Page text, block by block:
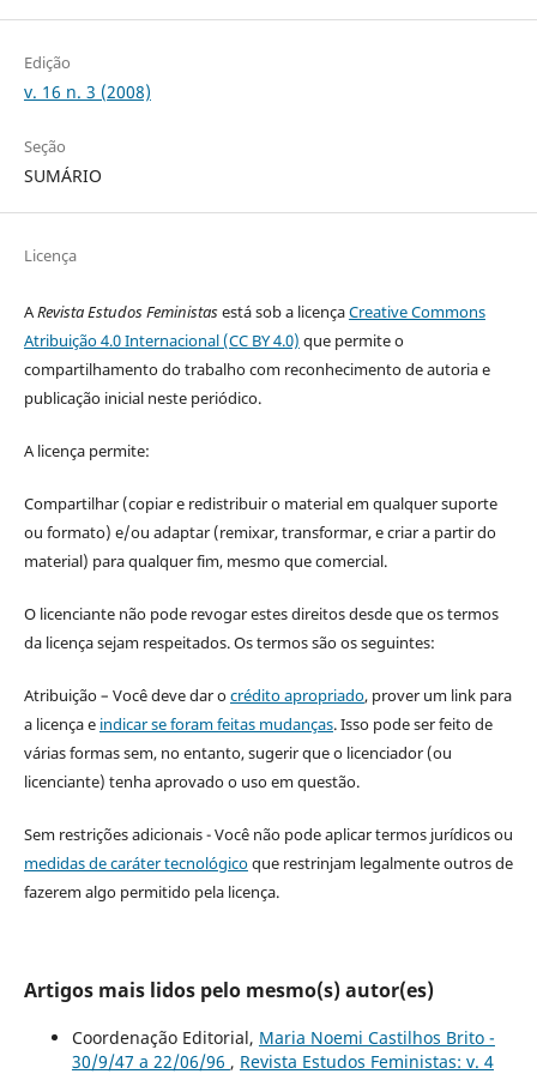
Edição
v. 16 n. 3 (2008)
Seção
SUMÁRIO
Licença
ARevista Estudos Feministasestá sob a licençaCreative Commons
Atribuição 4.0 Internacional (CC BY 4.0) que permite o
compartilhamento do trabalho com reconhecimento de autoria e
publicação inicial neste periódico.
A licença permite:
Compartilhar (copiar e redistribuir o material em qualquer suporte
ou formato) e/ou adaptar (remixar, transformar, e criar a partir do
material) para qualquer fim, mesmo que comercial.
O licenciante não pode revogar estes direitos desde que os termos
da licença sejam respeitados. Os termos são os seguintes:
Atribuição – Você deve dar ocrédito apropriado, prover um link para
a licença e indicar se foram feitas mudanças. Isso pode ser feito de
várias formas sem, no entanto, sugerir que o licenciador (ou
licenciante) tenha aprovado o uso em questão.
Sem restrições adicionais - Você não pode aplicar termos jurídicos ou
medidas de caráter tecnológicoque restrinjam legalmente outros de
fazerem algo permitido pela licença.
Artigos mais lidos pelo mesmo(s) autor(es)
Coordenação Editorial, Maria Noemi Castilhos Brito -
30/9/47 a 22/06/96 , Revista Estudos Feministas: v. 4